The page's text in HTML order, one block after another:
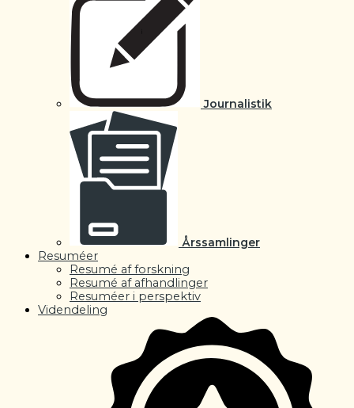
Journalistik
Årssamlinger
Resuméer
Resumé af forskning
Resumé af afhandlinger
Resuméer i perspektiv
Videndeling